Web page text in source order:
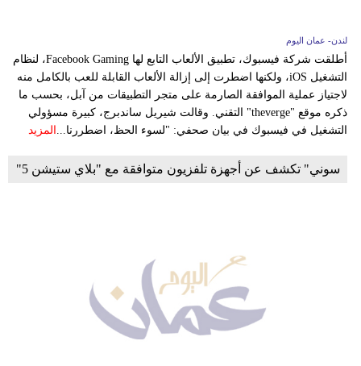
لندن- عمان اليوم
أطلقت شركة فيسبوك، تطبيق الألعاب التابع لها Facebook Gaming، لنظام
التشغيل iOS، ولكنها اضطرت إلى إزالة الألعاب القابلة للعب بالكامل منه
لاجتياز عملية الموافقة الصارمة على متجر التطبيقات من آبل، بحسب ما
ذكره موقع "theverge" التقني. وقالت شيريل ساندبرج، كبيرة مسؤولي
التشغيل في فيسبوك في بيان صحفي: "لسوء الحظ، اضطررنا... المزيد
سوني" تكشف عن أجهزة تلفزيون متوافقة مع "بلاي ستيشن 5"